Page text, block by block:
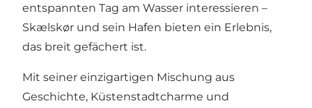
entspannten Tag am Wasser interessieren –
Skælskør und sein Hafen bieten ein Erlebnis,
das breit gefächert ist.
Mit seiner einzigartigen Mischung aus
Geschichte, Küstenstadtcharme und